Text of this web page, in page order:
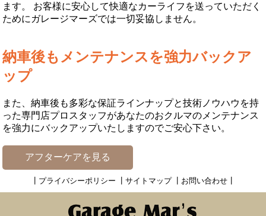
ます。 お客様に安心して快適なカーライフを送っていただく
ためにガレージマーズでは一切妥協しません。
納車後もメンテナンスを強力バックア
ップ
また、納車後も多彩な保証ラインナップと技術ノウハウを持
った専門店プロスタッフがあなたのおクルマのメンテナンス
を強力にバックアップいたしますのでご安心下さい。
アフターケアを見る
プライバシーポリシー サイトマップ┃ お問い合わせ